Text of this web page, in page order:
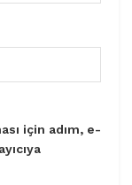
için adım, e-